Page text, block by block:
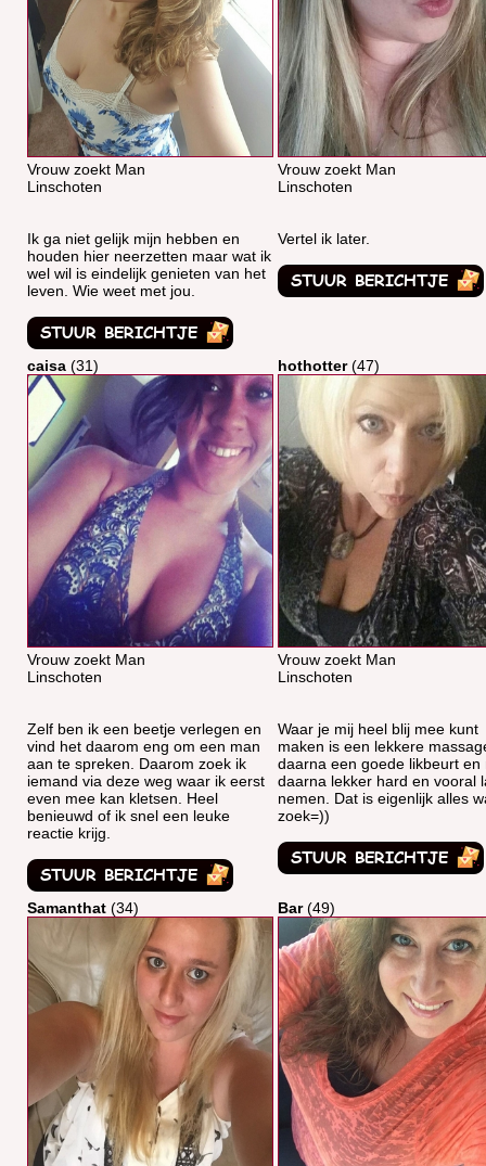
Vrouw zoekt Man
Linschoten
Ik ga niet gelijk mijn hebben en
houden hier neerzetten maar wat ik
wel wil is eindelijk genieten van het
leven. Wie weet met jou.
Vrouw zoekt Man
Linschoten
Vertel ik later.
caisa (31)
Vrouw zoekt Man
Linschoten
Zelf ben ik een beetje verlegen en
vind het daarom eng om een man
aan te spreken. Daarom zoek ik
iemand via deze weg waar ik eerst
even mee kan kletsen. Heel
benieuwd of ik snel een leuke
reactie krijg.
hothotter(47)
Vrouw zoekt Man
Linschoten
Waar je mij heel blij mee kunt
maken is een lekkere
daarna een goede likbeurt en
daarna lekker hard en vooral
nemen. Dat is eigenlijk alles
zoek=))
Samanthat (34) Bar(49)